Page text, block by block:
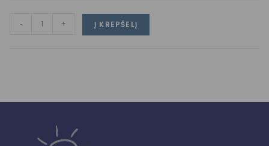
- + Į KREPŠELĮ